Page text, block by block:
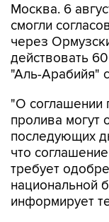
Москва. 6
смогли
через
действовать
"Аль-Арабийя"
"О соглашении
пролива могут
последующих
что
требует
национальной
информирует